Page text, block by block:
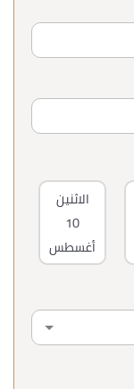
الاثنين
10
أغسطس